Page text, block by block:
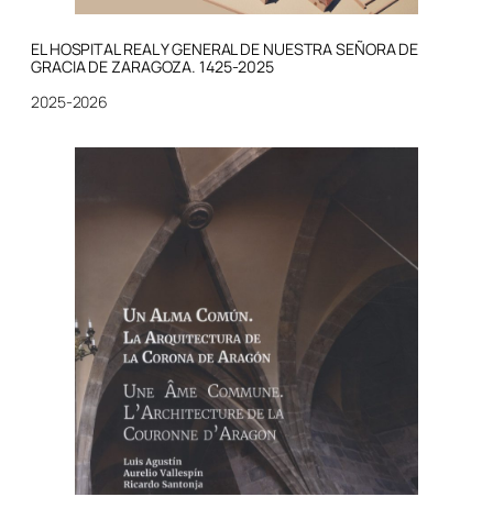
EL HOSPITAL REAL Y GENERAL DE NUESTRA SEÑORA DE
GRACIA DE ZARAGOZA. 1425-2025
2025-2026